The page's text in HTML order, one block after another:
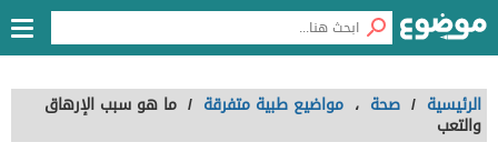
الرئيسية / صحة ، مواضيع طبية متفرقة / ما هو سبب الإرهاق
والتعب